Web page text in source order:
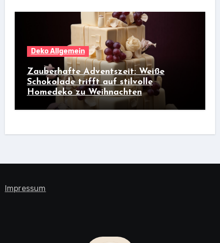
Deko Allgemein
Zauberhafte Adventszeit: Weiße
Schokolade trifft auf stilvolle
Homedeko zu Weihnachten
Impressum